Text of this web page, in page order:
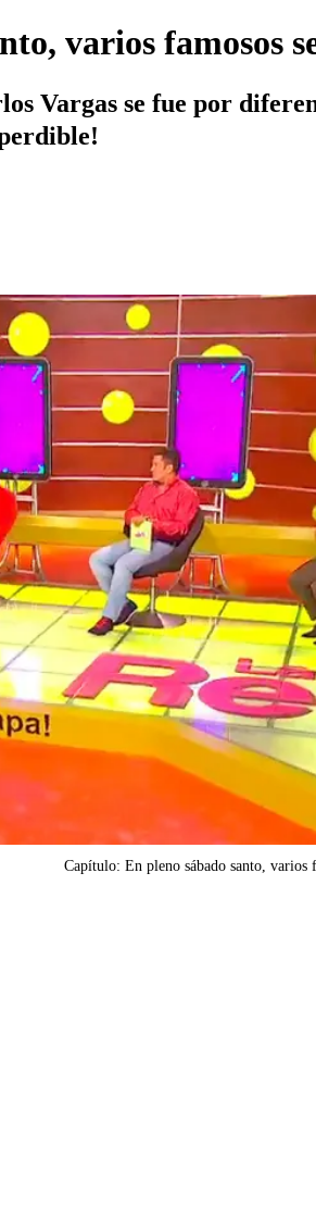
varios famosos
Vargas se fue por
Capítulo: En pleno sábado santo, varios